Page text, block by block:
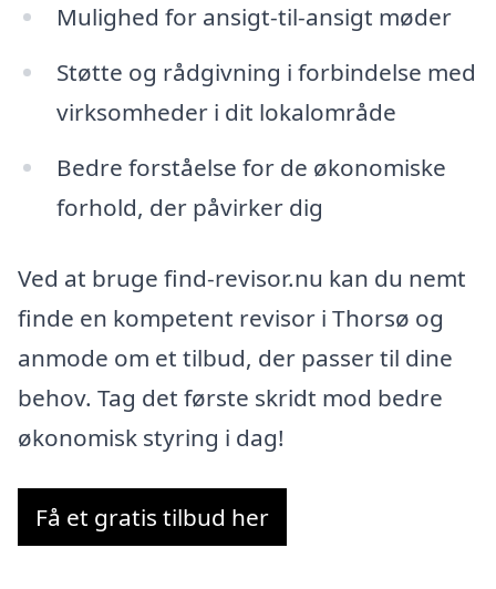
Mulighed for ansigt-til-ansigt møder
Støtte og rådgivning i forbindelse med
virksomheder i dit lokalområde
Bedre forståelse for de økonomiske
forhold, der påvirker dig
Ved at bruge find-revisor.nu kan du nemt
finde en kompetent revisor i Thorsø og
anmode om et tilbud, der passer til dine
behov. Tag det første skridt mod bedre
økonomisk styring i dag!
Få et gratis tilbud her